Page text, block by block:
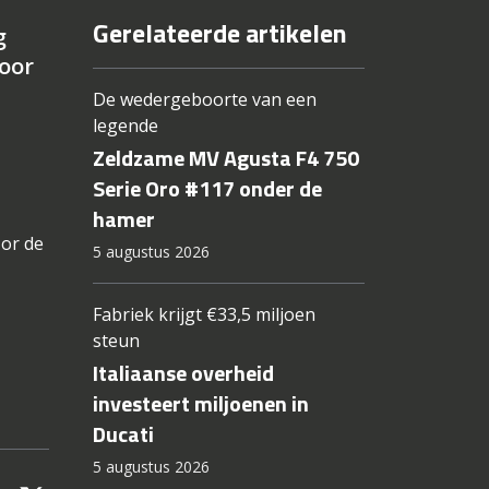
de
Gerelateerde artikelen
De wedergeboorte van een
legende
Zeldzame MV Agusta F4 750
Serie Oro #117 onder de
hamer
5 augustus 2026
Fabriek krijgt €33,5 miljoen
steun
Italiaanse overheid
investeert miljoenen in
Ducati
5 augustus 2026